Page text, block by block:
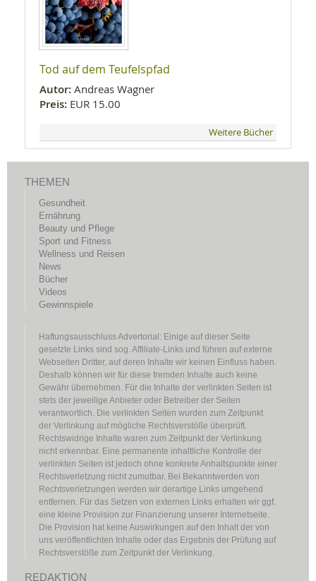
Tod auf dem Teufelspfad
Autor: Andreas Wagner
Preis: EUR 15.00
Weitere Bücher
THEMEN
Gesundheit
Ernährung
Beauty und Pflege
Sport und Fitness
Wellness und Reisen
News
Bücher
Videos
Gewinnspiele
Haftungsausschluss Advertorial: Einige auf dieser Seite
gesetzte Links sind sog. Affiliate-Links und führen auf externe
Webseiten Dritter, auf deren Inhalte wir keinen Einfluss haben.
Deshalb können wir für diese fremden Inhalte auch keine
Gewähr übernehmen. Für die Inhalte der verlinkten Seiten ist
stets der jeweilige Anbieter oder Betreiber der Seiten
verantwortlich. Die verlinkten Seiten wurden zum Zeitpunkt
der Verlinkung auf mögliche Rechtsverstöße überprüft.
Rechtswidrige Inhalte waren zum Zeitpunkt der Verlinkung
nicht erkennbar. Eine permanente inhaltliche Kontrolle der
verlinkten Seiten ist jedoch ohne konkrete Anhaltspunkte einer
Rechtsverletzung nicht zumutbar. Bei Bekanntwerden von
Rechtsverletzungen werden wir derartige Links umgehend
entfernen. Für das Setzen von externen Links erhalten wir ggf.
eine kleine Provision zur Finanzierung unserer Internetseite.
Die Provision hat keine Auswirkungen auf den Inhalt der von
uns veröffentlichten Inhalte oder das Ergebnis der Prüfung auf
Rechtsverstöße zum Zeitpunkt der Verlinkung.
REDAKTION